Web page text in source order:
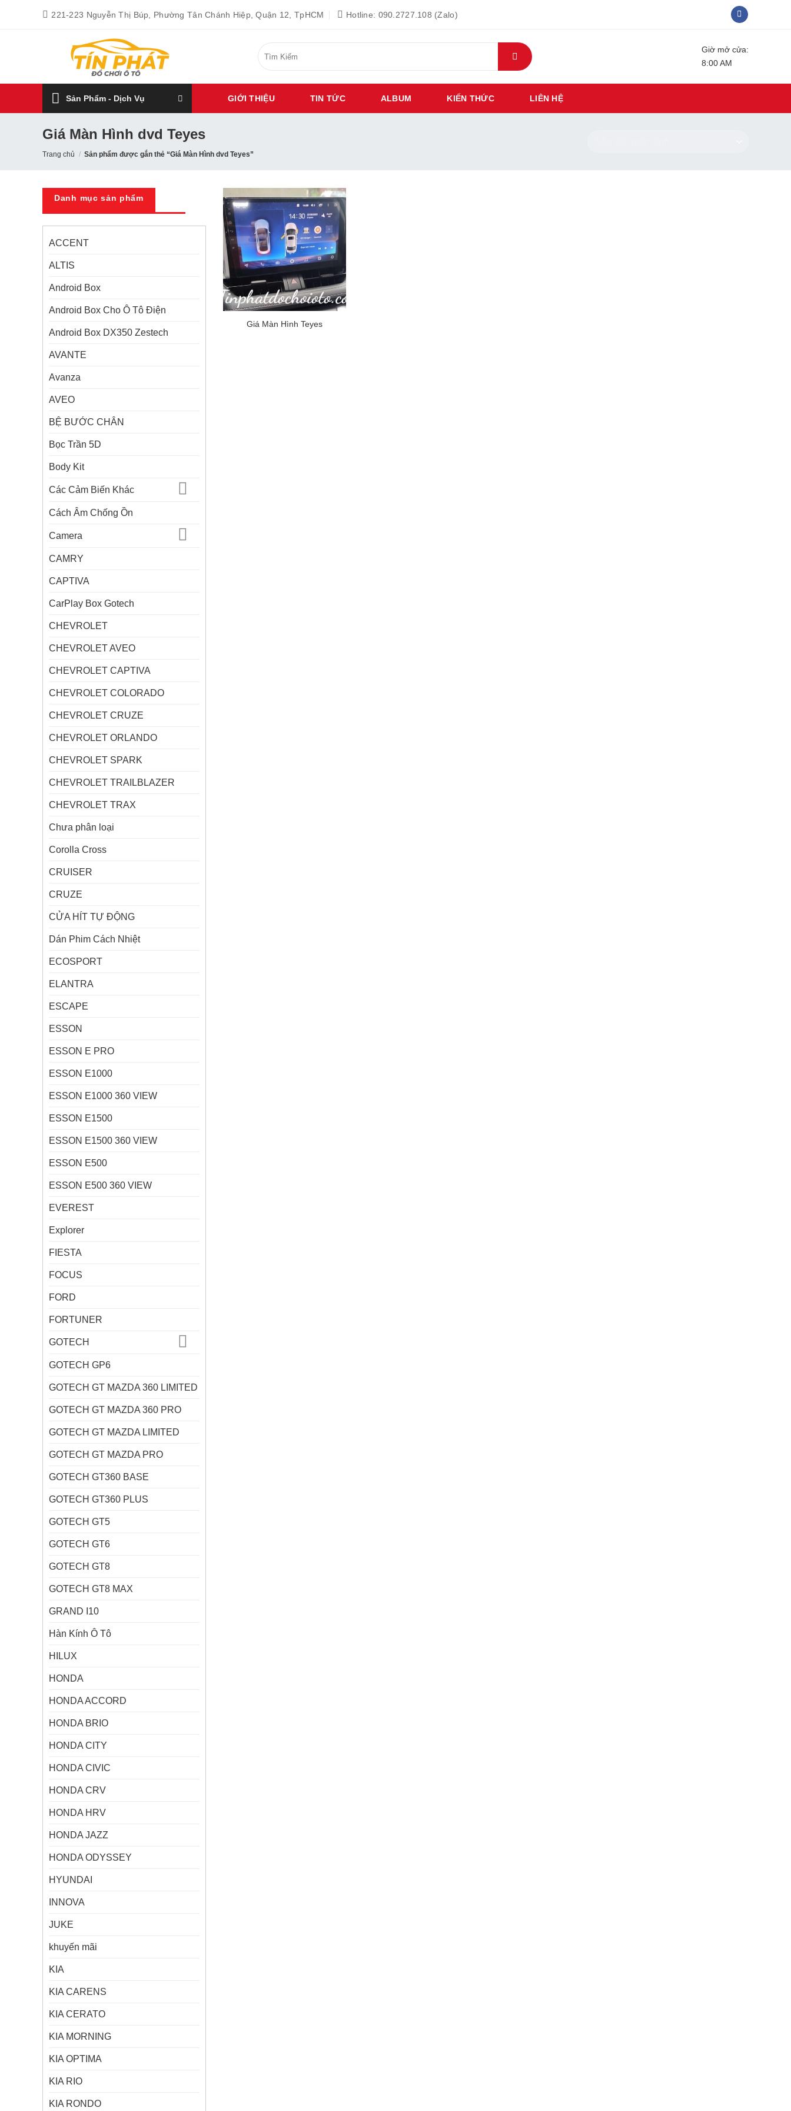
221-223 Nguyễn Thị Búp, Phường Tân Chánh Hiệp, Quận 12, TpHCM Hotline: 090.2727.108 (Zalo)
kiếm:
Giờ mở cửa:
8:00 AM
Sản Phẩm - Dịch Vụ GIỚI THIỆU TIN TỨC ALBUM KIẾN THỨC LIÊN HỆ
Giá Màn Hình dvd Teyes
Trang chủ / Sản phẩm được gắn thẻ “Giá Màn Hình dvd Teyes”
Danh mục sản phẩm
ACCENT
ALTIS
Android Box
Android Box Cho Ô Tô Điện
Android Box DX350 Zestech
AVANTE
Avanza
AVEO
BỆ BƯỚC CHÂN
Bọc Trần 5D
Body Kit
Các Cảm Biến Khác
Cách Âm Chống Ồn
Camera
CAMRY
CAPTIVA
CarPlay Box Gotech
CHEVROLET
CHEVROLET AVEO
CHEVROLET CAPTIVA
CHEVROLET COLORADO
CHEVROLET CRUZE
CHEVROLET ORLANDO
CHEVROLET SPARK
CHEVROLET TRAILBLAZER
CHEVROLET TRAX
Chưa phân loại
Corolla Cross
CRUISER
CRUZE
CỬA HÍT TỰ ĐỘNG
Dán Phim Cách Nhiệt
ECOSPORT
ELANTRA
ESCAPE
ESSON
ESSON E PRO
ESSON E1000
ESSON E1000 360 VIEW
ESSON E1500
ESSON E1500 360 VIEW
ESSON E500
ESSON E500 360 VIEW
EVEREST
Explorer
FIESTA
FOCUS
FORD
FORTUNER
GOTECH
GOTECH GP6
GOTECH GT MAZDA 360 LIMITED
GOTECH GT MAZDA 360 PRO
GOTECH GT MAZDA LIMITED
GOTECH GT MAZDA PRO
GOTECH GT360 BASE
GOTECH GT360 PLUS
GOTECH GT5
GOTECH GT6
GOTECH GT8
GOTECH GT8 MAX
GRAND I10
Hàn Kính Ô Tô
HILUX
HONDA
HONDA ACCORD
HONDA BRIO
HONDA CITY
HONDA CIVIC
HONDA CRV
HONDA HRV
HONDA JAZZ
HONDA ODYSSEY
HYUNDAI
INNOVA
JUKE
khuyến mãi
KIA
KIA CARENS
KIA CERATO
KIA MORNING
KIA OPTIMA
KIA RIO
KIA RONDO
Giá Màn Hình Teyes